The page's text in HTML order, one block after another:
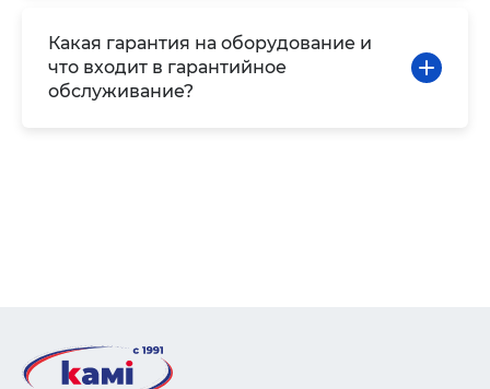
Какая гарантия на оборудование и
что входит в гарантийное
обслуживание?